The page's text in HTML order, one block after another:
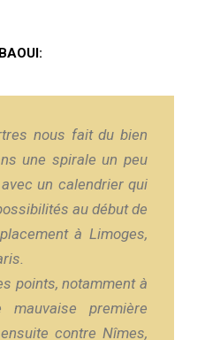
nous fait du bien
une spirale un peu
un calendrier qui
au début de
à Limoges,
points, notamment à
mauvaise première
contre Nîmes,